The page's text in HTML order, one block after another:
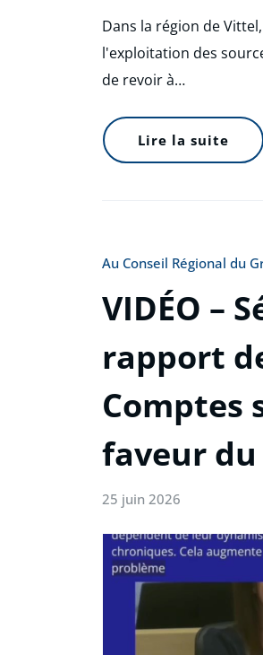
Dans la région de
l'exploitation des
de revoir à…
Lire la suite
Au Conseil Régional du
VIDÉO –
rapport
Comptes
faveur
25 juin 2026